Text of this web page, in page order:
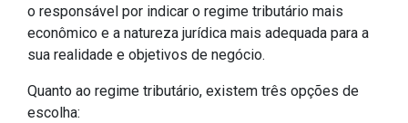
o responsável por indicar o regime tributário mais
econômico e a natureza jurídica mais adequada para a
sua realidade e objetivos de negócio.
Quanto ao regime tributário, existem três opções de
escolha: